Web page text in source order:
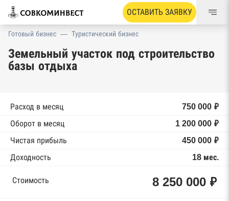
ОСТАВИТЬ ЗАЯВКУ
Готовый бизнес — Туристический бизнес
Земельный участок под строительство
базы отдыха
Расход в месяц
750 000 ₽
Оборот в месяц
1 200 000 ₽
Чистая прибыль
450 000 ₽
Доходность
18 мес.
Стоимость 8 250 000 ₽